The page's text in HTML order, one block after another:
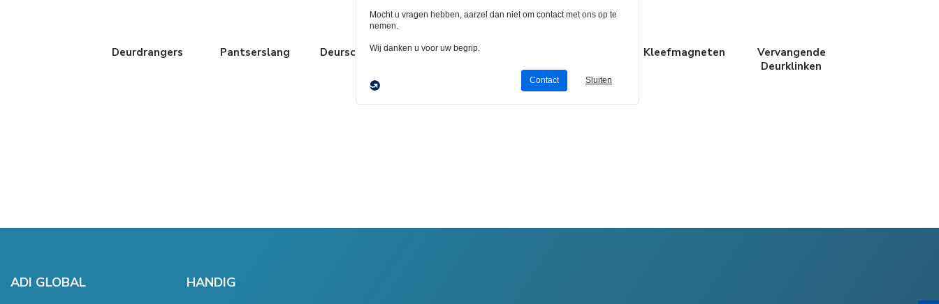
Deurdrangers Pantserslang Deurscharnieren Deurschopplaten
Duwplaten
Kleefmagneten
Vervangende
Deurklinken
ADI GLOBAL HANDIG